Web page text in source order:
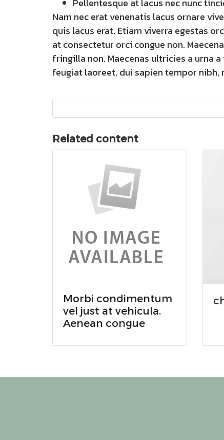
Nam nec erat venenatis lacus ornare
quis lacus erat. Etiam viverra egestas
at consectetur orci congue non.
fringilla non. Maecenas ultricies a urna
feugiat laoreet, dui sapien tempor
Related content
Morbi condimentum
vel just at vehicula.
Aenean congue